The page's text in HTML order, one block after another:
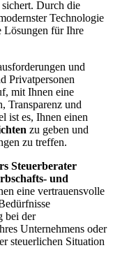
Durch die
Technologie
Lösungen für Ihre
und
Privatpersonen
mit Ihnen eine
Transparenz und
ist es, Ihnen einen
zu geben und
zu treffen.
Steuerberater
und
eine vertrauensvolle
bei der
Unternehmens oder
steuerlichen Situation